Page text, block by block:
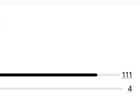
111
4